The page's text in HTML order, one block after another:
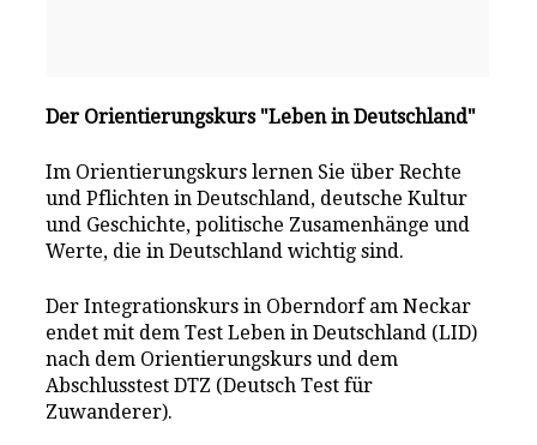
Der Orientierungskurs "Leben in Deutschland"
Im Orientierungskurs lernen Sie über Rechte
und Pflichten in Deutschland, deutsche Kultur
und Geschichte, politische Zusamenhänge und
Werte, die in Deutschland wichtig sind.
Der Integrationskurs in Oberndorf am Neckar
endet mit dem Test Leben in Deutschland (LID)
nach dem Orientierungskurs und dem
Abschlusstest DTZ (Deutsch Test für
Zuwanderer).